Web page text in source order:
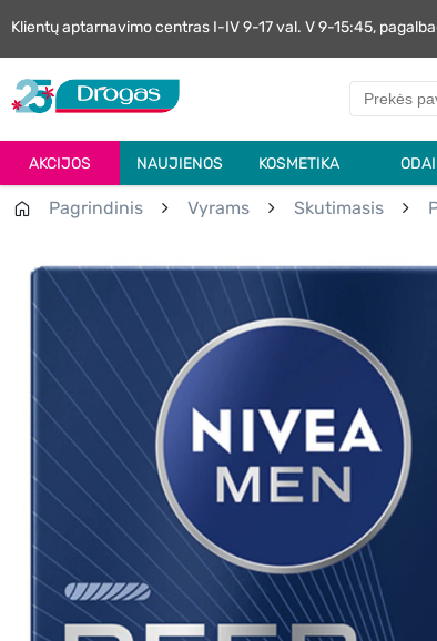
Klientų aptarnavimo centras I-IV 9-17 val. V 9-15:45,
AKCIJOS NAUJIENOS KOSMETIKA ODAI
Pagrindinis Vyrams Skutimasis